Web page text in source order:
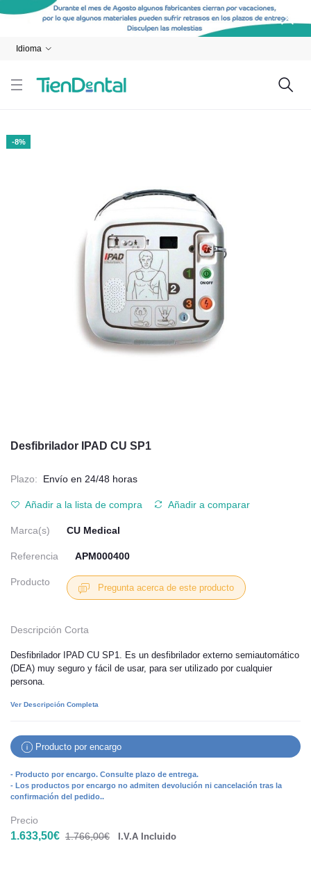
Idioma
-8%
Desfibrilador IPAD CU SP1
Plazo: Envío en 24/48 horas
Añadir a la lista de compra Añadir a comparar
Marca(s) CU Medical
Referencia APM000400
Producto
Pregunta acerca de este producto
Descripción Corta
Desfibrilador IPAD CU SP1. Es un desfibrilador externo semiautomático
(DEA) muy seguro y fácil de usar, para ser utilizado por cualquier
persona.
Ver Descripción Completa
Producto por encargo
- Producto por encargo. Consulte plazo de entrega.
- Los productos por encargo no admiten devolución ni cancelación tras la
confirmación del pedido..
Precio
1.633,50€ 1.766,00€ I.V.A Incluido